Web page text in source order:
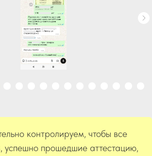
контролируем, чтобы все
успешно прошедшие аттестацию,